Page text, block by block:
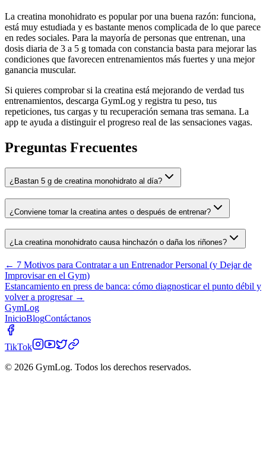
La creatina monohidrato es popular por una buena razón: funciona,
está muy estudiada y es bastante menos complicada de lo que parece
en redes sociales. Para la mayoría de personas que entrenan, una
dosis diaria de 3 a 5 g tomada con constancia basta para mejorar las
condiciones que favorecen entrenamientos más fuertes y una mejor
ganancia muscular.
Si quieres comprobar si la creatina está mejorando de verdad tus
entrenamientos, descarga GymLog y registra tu peso, tus
repeticiones, tus cargas y tu recuperación semana tras semana. La
app te ayuda a distinguir el progreso real de las sensaciones vagas.
Preguntas Frecuentes
¿Bastan 5 g de creatina monohidrato al día?
¿Conviene tomar la creatina antes o después de entrenar?
¿La creatina monohidrato causa hinchazón o daña los riñones?
← 7 Motivos para Contratar a un Entrenador Personal (y Dejar de
Improvisar en el Gym)
Estancamiento en press de banca: cómo diagnosticar el punto débil y
volver a progresar→
GymLog
InicioBlogContáctanos
TikTok
© 2026 GymLog. Todos los derechos reservados.